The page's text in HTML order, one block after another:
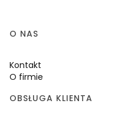
Linki w stopce
O NAS
Kontakt
O firmie
OBSŁUGA KLIENTA